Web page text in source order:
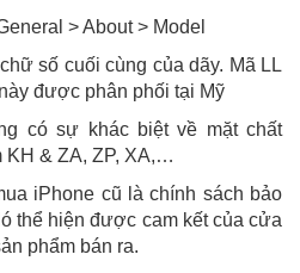
> About > Model
số cuối cùng của dãy. Mã LL
được phân phối tại Mỹ
có sự khác biệt về mặt chất
KH & ZA, ZP, XA,…
iPhone cũ là chính sách bảo
thể hiện được cam kết của cửa
phẩm bán ra.